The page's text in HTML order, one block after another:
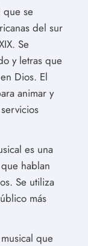
que se
del sur
Se
y letras que
Dios. El
animar y
es una
hablan
Se utiliza
más
que